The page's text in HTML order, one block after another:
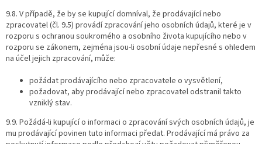
9.8. V případě, že by se kupující domníval, že prodávající nebo
zpracovatel (čl. 9.5) provádí zpracování jeho osobních údajů, které je v
rozporu s ochranou soukromého a osobního života kupujícího nebo v
rozporu se zákonem, zejména jsou-li osobní údaje nepřesné s ohledem
na účel jejich zpracování, může:
požádat prodávajícího nebo zpracovatele o vysvětlení,
požadovat, aby prodávající nebo zpracovatel odstranil takto
vzniklý stav.
9.9. Požádá-li kupující o informaci o zpracování svých osobních údajů, je
mu prodávající povinen tuto informaci předat. Prodávající má právo za